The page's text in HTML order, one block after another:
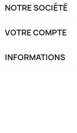
NOTRE SOCIÉTÉ
VOTRE COMPTE
INFORMATIONS